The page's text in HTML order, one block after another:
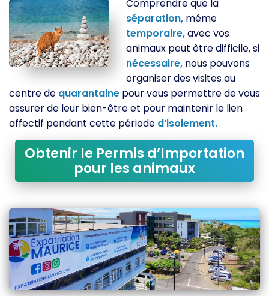
Comprendre que la
séparation, même
temporaire,avec vos
animaux peut être difficile, si
nécessaire, nous pouvons
organiser des visites au
centre de quarantaine pour vous permettre de vous
assurer de leur bien-être et pour maintenir le lien
affectif pendant cette période d’isolement.
Obtenir le Permis d’Importation
pour les animaux